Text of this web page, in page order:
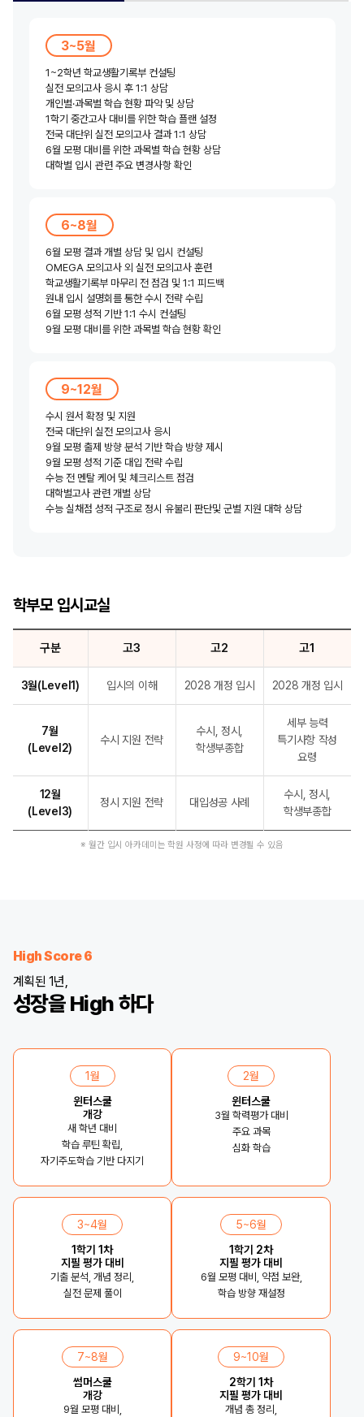
3~5월
1~2학년 학교생활기록부 컨설팅
실전 모의고사 응시 후 1:1 상담
개인별·과목별 학습 현황 파악 및 상담
1학기 중간고사 대비를 위한 학습 플랜 설정
전국 대단위 실전 모의고사 결과 1:1 상담
6월 모평 대비를 위한 과목별 학습 현황 상담
대학별 입시 관련 주요 변경사항 확인
6~8월
6월 모평 결과 개별 상담 및 입시 컨설팅
OMEGA 모의고사 외 실전 모의고사 훈련
학교생활기록부 마무리 전 점검 및 1:1 피드백
원내 입시 설명회를 통한 수시 전략 수립
6월 모평 성적 기반 1:1 수시 컨설팅
9월 모평 대비를 위한 과목별 학습 현황 확인
9~12월
수시 원서 확정 및 지원
전국 대단위 실전 모의고사 응시
9월 모평 출제 방향 분석 기반 학습 방향 제시
9월 모평 성적 기준 대입 전략 수립
수능 전 멘탈 케어 및 체크리스트 점검
대학별고사 관련 개별 상담
수능 실채점 성적 구조로 정시 유불리 판단및 군별 지원 대학 상담
학부모 입시교실
구분 고3 고2 고1
3월(Level1) 입시의 이해 2028 개정 입시 2028 개정 입시
7월
(Level2)
수시 지원 전략
수시, 정시,
학생부종합
세부 능력
특기사항 작성
요령
12월
(Level3)
정시 지원 전략 대입성공 사례
수시, 정시,
학생부종합
※ 월간 입시 아카데미는 학원 사정에 따라 변경될 수 있음
High Score 6
계획된 1년,
성장을 High 하다
1월
윈터스쿨
개강
새 학년 대비
학습 루틴 확립,
자기주도학습 기반 다지기
2월
윈터스쿨
3월 학력평가 대비
주요 과목
심화 학습
3~4월
1학기 1차
지필 평가 대비
기출 분석, 개념 정리,
실전 문제 풀이
5~6월
1학기 2차
지필 평가 대비
6월 모평 대비, 약점 보완,
학습 방향 재설정
7~8월
썸머스쿨
개강
9월 모평 대비,
9~10월
2학기 1차
지필 평가 대비
개념 총 정리,